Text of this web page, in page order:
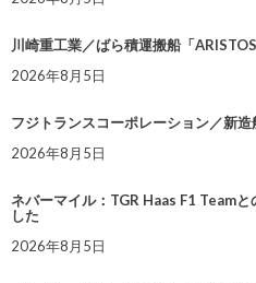
川崎重工業／ばら積運搬船「
2026年8月5日
フジトランスコーポレーション／新
2026年8月5日
ネバーマイル：TGR Haas F1 Team
した
2026年8月5日